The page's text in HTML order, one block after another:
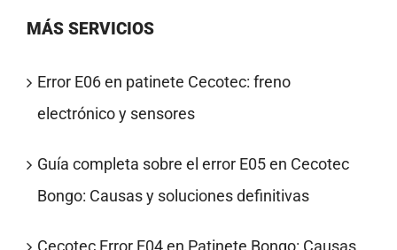
MÁS SERVICIOS
Error E06 en patinete Cecotec: freno
electrónico y sensores
Guía completa sobre el error E05 en Cecotec
Bongo: Causas y soluciones definitivas
Cecotec Error E04 en Patinete Bongo: Causas